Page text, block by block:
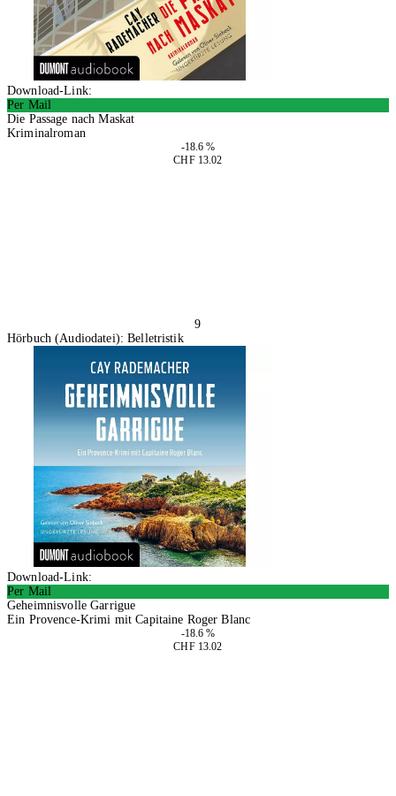
Download-Link:
Per Mail
Die Passage nach Maskat
Kriminalroman
-18.6 %
CHF 13.02
9
Hörbuch (Audiodatei): Belletristik
Download-Link:
Per Mail
Geheimnisvolle Garrigue
Ein Provence-Krimi mit Capitaine Roger Blanc
-18.6 %
CHF 13.02